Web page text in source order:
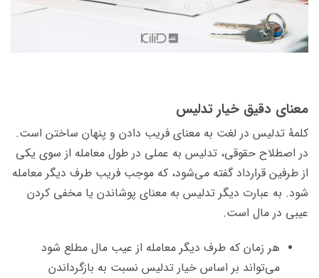
معنای دقیق خیار تدلیس
کلمۀ تدلیس در لغت به معنای فریب دادن و پنهان ساختن است.
در اصطلاح حقوقی، تدلیس به عملی در طول معامله از سوی یکی
از طرفین قرارداد گفته می‌شود، که موجب فریب طرف دیگر معامله
شود. به عبارت دیگر تدلیس به معنای پوشاندن یا مخفی کردن
عیبی در مال است.
هر زمان که طرف دیگر معامله از عیب مال مطلع شود
می‌تواند بر اساس خیار تدلیس نسبت به بازگرداندن